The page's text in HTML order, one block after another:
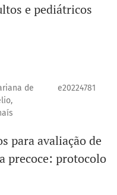
e pediátricos
de
e20224781
para avaliação de
precoce: protocolo